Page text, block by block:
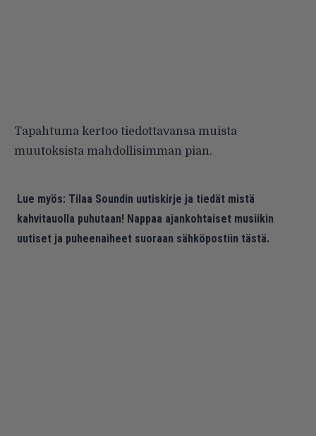
Tapahtuma kertoo tiedottavansa muista
muutoksista mahdollisimman pian.
Lue myös: Tilaa Soundin uutiskirje ja tiedät mistä
kahvitauolla puhutaan! Nappaa ajankohtaiset musiikin
uutiset ja puheenaiheet suoraan sähköpostiin tästä.